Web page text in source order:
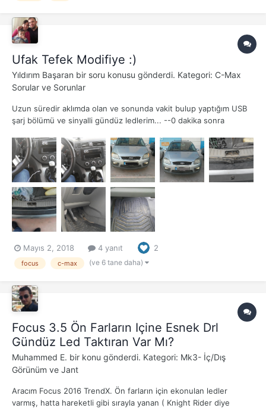
Ufak Tefek Modifiye :)
Yıldırım Başaran bir soru konusu gönderdi. Kategori: C-Max
Sorular ve Sorunlar
Uzun süredir aklımda olan ve sonunda vakit bulup yaptığım USB
şarj bölümü ve sinyalli gündüz ledlerim... --0 dakika sonra
internetten bulduğum fiyatlardan sonra küçük bir sanayi
araştırması ile aldığım ori...
Mayıs 2, 2018 4 yanıt 2
focus c-max (ve 6 tane daha)
Focus 3.5 Ön Farların Içine Esnek Drl
Gündüz Led Taktıran Var Mı?
Muhammed E. bir konu gönderdi. Kategori: Mk3- İç/Dış
Görünüm ve Jant
Aracım Focus 2016 TrendX. Ön farların için ekonulan ledler
varmış, hatta hareketli gibi sırayla yanan ( Knight Rider diye